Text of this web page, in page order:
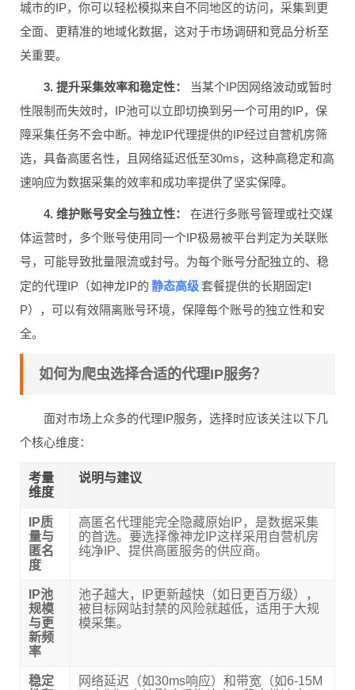
城市的IP，你可以轻松模拟来自不同地区的访问，采集到更
全面、更精准的地域化数据，这对于市场调研和竞品分析至
关重要。
3. 提升采集效率和稳定性：
当某个IP因网络波动或暂时
性限制而失效时，IP池可以立即切换到另一个可用的IP，保
障采集任务不会中断。神龙IP代理提供的IP经过自营机房筛
选，具备高匿名性，且网络延迟低至30ms，这种高稳定和高
速响应为数据采集的效率和成功率提供了坚实保障。
4. 维护账号安全与独立性：
在进行多账号管理或社交媒
体运营时，多个账号使用同一个IP极易被平台判定为关联账
号，可能导致批量限流或封号。为每个账号分配独立的、稳
定的代理IP（如神龙IP的 静态高级 套餐提供的长期固定I
P），可以有效隔离账号环境，保障每个账号的独立性和安
全。
如何为爬虫选择合适的代理IP服务？
面对市场上众多的代理IP服务，选择时应该关注以下几
个核心维度：
考量
维度
说明与建议
IP质
量与
匿名
度
高匿名代理能完全隐藏原始IP，是数据采集
的首选。要选择像神龙IP这样采用自营机房
纯净IP、提供高匿服务的供应商。
IP池
规模
与更
新频
率
池子越大，IP更新越快（如日更百万级），
被目标网站封禁的风险就越低，适用于大规
模采集。
稳定
网络延迟（如30ms响应）和带宽（如6-15M